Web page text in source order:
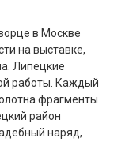
в Москве
на выставке,
Липецкие
работы. Каждый
фрагменты
район
наряд,